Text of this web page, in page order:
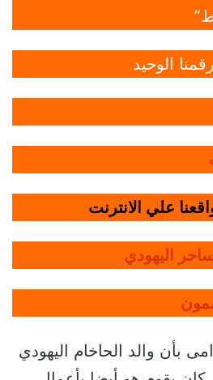
الوحيد
علي الانترنت
اليهودي
بأن والد الحاخام اليهودي